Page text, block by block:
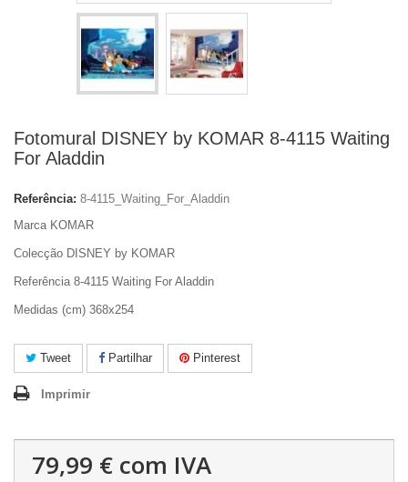
Fotomural DISNEY by KOMAR 8-4115 Waiting
For Aladdin
Referência: 8-4115_Waiting_For_Aladdin
Marca KOMAR
Colecção DISNEY by KOMAR
Referência 8-4115 Waiting For Aladdin
Medidas (cm) 368x254
Tweet Partilhar Pinterest
Imprimir
79,99 € com IVA